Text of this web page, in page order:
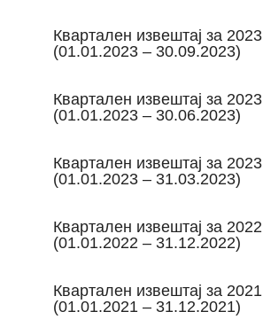
Квартален извештај за 2023
(01.01.2023 – 30.09.2023)
Квартален извештај за 2023
(01.01.2023 – 30.06.2023)
Квартален извештај за 2023
(01.01.2023 – 31.03.2023)
Квартален извештај за 2022
(01.01.2022 – 31.12.2022)
Квартален извештај за 2021
(01.01.2021 – 31.12.2021)